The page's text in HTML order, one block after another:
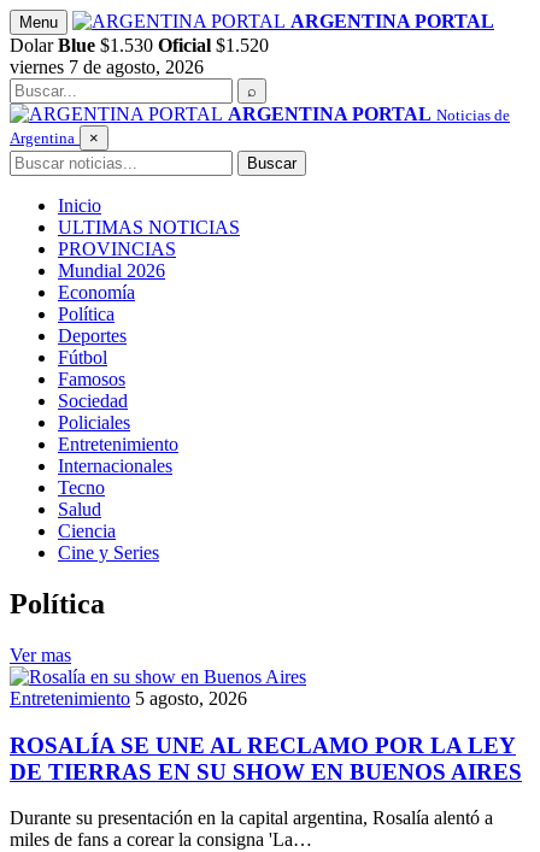
Saltar
al
contenido
Menu
ARGENTINA PORTAL
Dolar Blue $1.530 Oficial $1.520
viernes 7 de agosto, 2026
Buscar
⌕
ARGENTINA PORTAL Noticias de
Argentina
×
Buscar Buscar
Inicio
ULTIMAS NOTICIAS
PROVINCIAS
Mundial 2026
Economía
Política
Deportes
Fútbol
Famosos
Sociedad
Policiales
Entretenimiento
Internacionales
Tecno
Salud
Ciencia
Cine y Series
Política
Ver mas
Entretenimiento 5 agosto, 2026
ROSALÍA SE UNE AL RECLAMO POR LA LEY
DE TIERRAS EN SU SHOW EN BUENOS AIRES
Durante su presentación en la capital argentina, Rosalía alentó a
miles de fans a corear la consigna 'La…